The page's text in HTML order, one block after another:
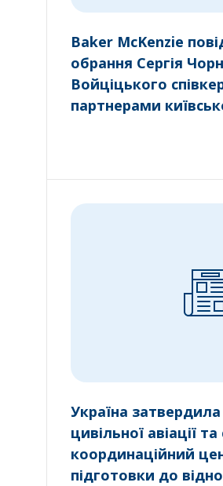
Baker McKenzie
обрання Сергія
Войціцького
партнерами
Україна затвердила
цивільної авіації
координаційний
підготовки до